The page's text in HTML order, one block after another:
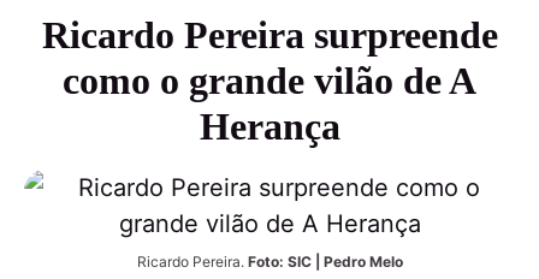
Ricardo Pereira surpreende
como o grande vilão de A
Herança
Ricardo Pereira. Foto: SIC | Pedro Melo